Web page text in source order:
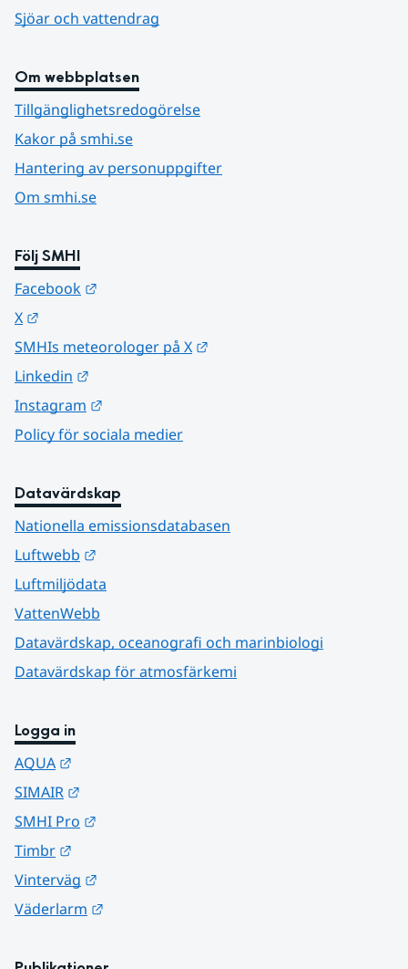
Sjöar och vattendrag
Om webbplatsen
Tillgänglighetsredogörelse
Kakor på smhi.se
Hantering av personuppgifter
Om smhi.se
Följ SMHI
Facebook
X
SMHIs meteorologer på X
Linkedin
Instagram
Policy för sociala medier
Datavärdskap
Nationella emissionsdatabasen
Luftwebb
Luftmiljödata
VattenWebb
Datavärdskap, oceanografi och marinbiologi
Datavärdskap för atmosfärkemi
Logga in
AQUA
SIMAIR
SMHI Pro
Timbr
Vinterväg
Väderlarm